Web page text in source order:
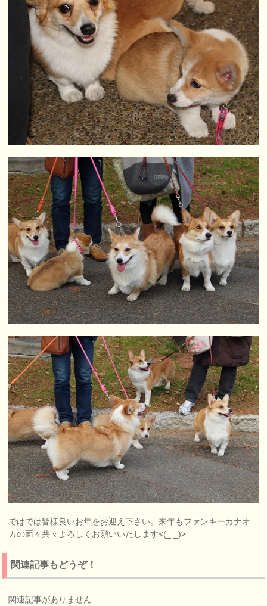
ではでは皆様良いお年をお迎え下さい。来年もファンキーカナオ
カの面々共々よろしくお願いいたします<(_ _)>
関連記事もどうぞ！
関連記事がありません